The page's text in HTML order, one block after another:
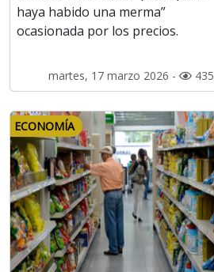
haya habido una merma”
ocasionada por los precios.
martes, 17 marzo 2026 - 435
ECONOMÍA